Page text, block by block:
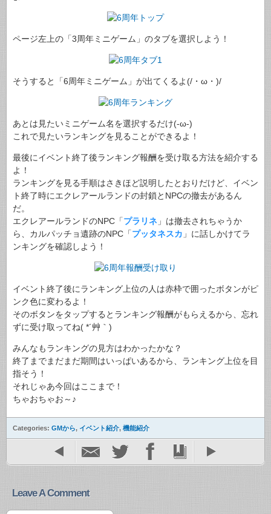
ページ左上の「3周年ミニゲーム」のタブを選択しよう！
そうすると「6周年ミニゲーム」が出てくるよ(/・ω・)/
あとは見たいミニゲーム名を選択するだけ(-ω-)
これで見たいランキングを見ることができるよ！
最後にイベント終了後ランキング報酬を受け取る方法を紹介する
よ！
ランキングを見る手順はさきほど説明したとおりだけど、イベン
ト終了時にエクレアールランドの封鎖とNPCの撤去があるん
だ。
エクレアールランドのNPC「プラリネ 」は撤去されちゃうか
ら、カルパッチョ遺跡のNPC「プッタネスカ 」に話しかけてラ
ンキングを確認しよう！
イベント終了後にランキング上位の人は赤枠で囲ったボタンがピ
ンク色に変わるよ！
そのボタンをタップするとランキング報酬がもらえるから、忘れ
ずに受け取ってね( *´艸｀)
みんなもランキングの見方はわかったかな？
終了までまだまだ期間はいっぱいあるから、ランキング上位を目
指そう！
それじゃあ今回はここまで！
ちゃおちゃお～♪
Categories: GMから, イベント紹介, 機能紹介
Leave A Comment